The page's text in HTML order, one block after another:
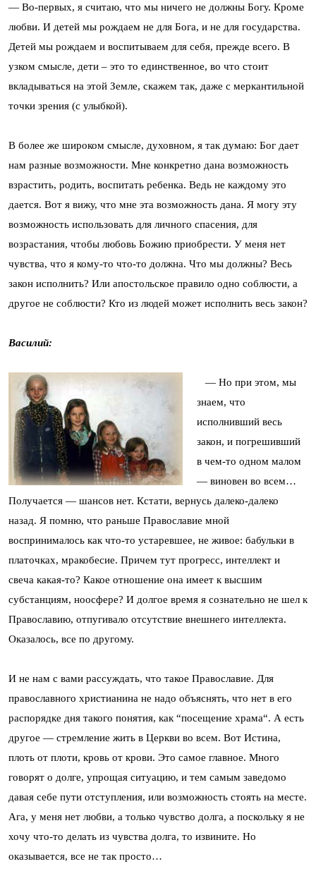
— Во-первых, я считаю, что мы ничего не должны Богу. Кроме
любви. И детей мы рождаем не для Бога, и не для государства.
Детей мы рождаем и воспитываем для себя, прежде всего. В
узком смысле, дети – это то единственное, во что стоит
вкладываться на этой Земле, скажем так, даже с меркантильной
точки зрения (с улыбкой).
В более же широком смысле, духовном, я так думаю: Бог дает
нам разные возможности. Мне конкретно дана возможность
взрастить, родить, воспитать ребенка. Ведь не каждому это
дается. Вот я вижу, что мне эта возможность дана. Я могу эту
возможность использовать для личного спасения, для
возрастания, чтобы любовь Божию приобрести. У меня нет
чувства, что я кому-то что-то должна. Что мы должны? Весь
закон исполнить? Или апостольское правило одно соблюсти, а
другое не соблюсти? Кто из людей может исполнить весь закон?
Василий:
— Но при этом, мы
знаем, что
исполнивший весь
закон, и погрешивший
в чем-то одном малом
— виновен во всем…
Получается — шансов нет. Кстати, вернусь далеко-далеко
назад. Я помню, что раньше Православие мной
воспринималось как что-то устаревшее, не живое: бабульки в
платочках, мракобесие. Причем тут прогресс, интеллект и
свеча какая-то? Какое отношение она имеет к высшим
субстанциям, ноосфере? И долгое время я сознательно не шел к
Православию, отпугивало отсутствие внешнего интеллекта.
Оказалось, все по другому.
И не нам с вами рассуждать, что такое Православие. Для
православного христианина не надо объяснять, что нет в его
распорядке дня такого понятия, как “посещение храма“. А есть
другое — стремление жить в Церкви во всем. Вот Истина,
плоть от плоти, кровь от крови. Это самое главное. Много
говорят о долге, упрощая ситуацию, и тем самым заведомо
давая себе пути отступления, или возможность стоять на месте.
Ага, у меня нет любви, а только чувство долга, а поскольку я не
хочу что-то делать из чувства долга, то извините. Но
оказывается, все не так просто…